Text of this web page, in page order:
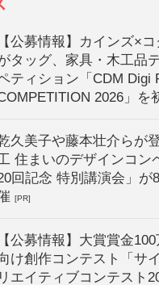
【公募情報】カインズ×
タッグ、家具・木工品
ティション「CDM Digi
2026」を
久美子や藤本壮介らが
住まいのデザインコン
回記念 特別講演会」が
[PR]
【公募情報】大賞賞金
け創作コンテスト「サ
リエイティブコンテスト